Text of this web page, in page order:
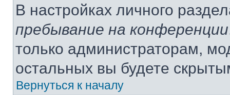
В настройках личного
пребывание на конференции
только администраторам,
остальных вы будете
Вернуться к началу